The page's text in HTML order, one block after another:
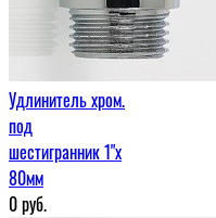
Удлинитель хром.
под
шестигранник 1"х
80мм
0руб.